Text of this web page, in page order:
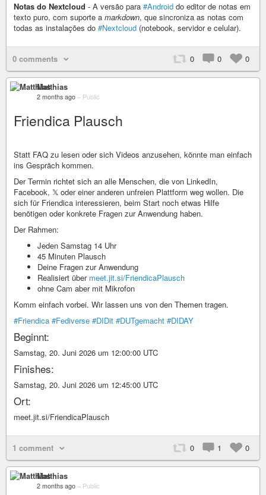
Notas do Nextcloud - A versão para #Android do editor de notas em
texto puro, com suporte a markdown, que sincroniza as notas com
todas as instalações do #Nextcloud (notebook, servidor e celular).
0 comments 0 0 0
Matthias
2 months ago – Public
Friendica Plausch
Statt FAQ zu lesen oder sich Videos anzusehen, könnte man einfach
ins Gespräch kommen.
Der Termin richtet sich an alle Menschen, die von LinkedIn,
Facebook, 𝕏 oder einer anderen unfreien Plattform weg wollen. Die
sich für Friendica interessieren, beim Start noch etwas Hilfe
benötigen oder konkrete Fragen zur Anwendung haben.
Der Rahmen:
Jeden Samstag 14 Uhr
45 Minuten Plausch
Deine Fragen zur Anwendung
Realisiert über meet.jit.si/FriendicaPlausch
ohne Cam aber mit Mikrofon
Komm einfach vorbei. Wir lassen uns von den Themen tragen.
#Friendica #Fediverse #DIDit #DUTgemacht #DIDAY
Beginnt:
Samstag, 20. Juni 2026 um 12:00:00 UTC
Finishes:
Samstag, 20. Juni 2026 um 12:45:00 UTC
Ort:
meet.jit.si/FriendicaPlausch
1 comment 0 1 0
Matthias
2 months ago – Public